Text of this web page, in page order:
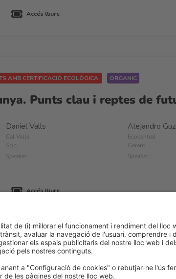
Accés lliure
AMB CERTIFICACIÓ ECOLÒGICA ORGANIC
Punts clau i reptes de
Daniel Valls
Cal Valls
Soci
Speaker
Alejandro
Ecocentral
Gerent
Speaker
Accés lliure